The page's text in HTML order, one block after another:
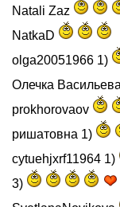
Natali Zaz
NatkaD
olga20051966 1)
Олечка Васильева
prokhorovaov
ришатовна 1)
cytuehjxrf11964 1)
3)